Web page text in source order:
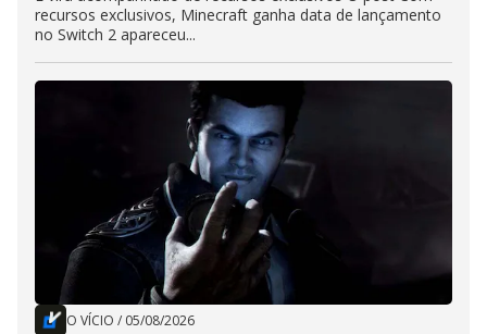
recursos exclusivos, Minecraft ganha data de lançamento
no Switch 2 apareceu...
O VÍCIO / 05/08/2026